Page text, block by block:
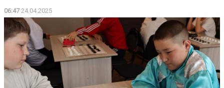
06:4724.04.2025